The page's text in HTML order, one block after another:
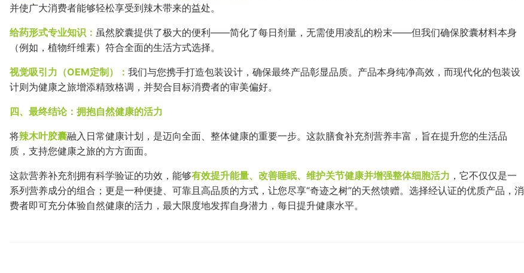
并使广大消费者能够轻松享受到辣木带来的益处。
给药形式专业知识： 虽然胶囊提供了极大的便利——简化了每日剂量，无需使用凌乱的粉末——但我们确保胶囊材料本身
（例如，植物纤维素）符合全面的生活方式选择。
视觉吸引力（OEM定制）： 我们与您携手打造包装设计，确保最终产品彰显品质。产品本身纯净高效，而现代化的包装设
计则为健康之旅增添精致格调，并契合目标消费者的审美偏好。
四、最终结论：拥抱自然健康的活力
将辣木叶胶囊融入日常健康计划，是迈向全面、整体健康的重要一步。这款膳食补充剂营养丰富，旨在提升您的生活品
质，支持您健康之旅的方方面面。
这款营养补充剂拥有科学验证的功效，能够有效提升能量、改善睡眠、维护关节健康并增强整体细胞活力 ，它不仅仅是一
系列营养成分的组合；更是一种便捷、可靠且高品质的方式，让您尽享“奇迹之树”的天然馈赠。选择经认证的优质产品，消
费者即可充分体验自然健康的活力，最大限度地发挥自身潜力，每日提升健康水平。